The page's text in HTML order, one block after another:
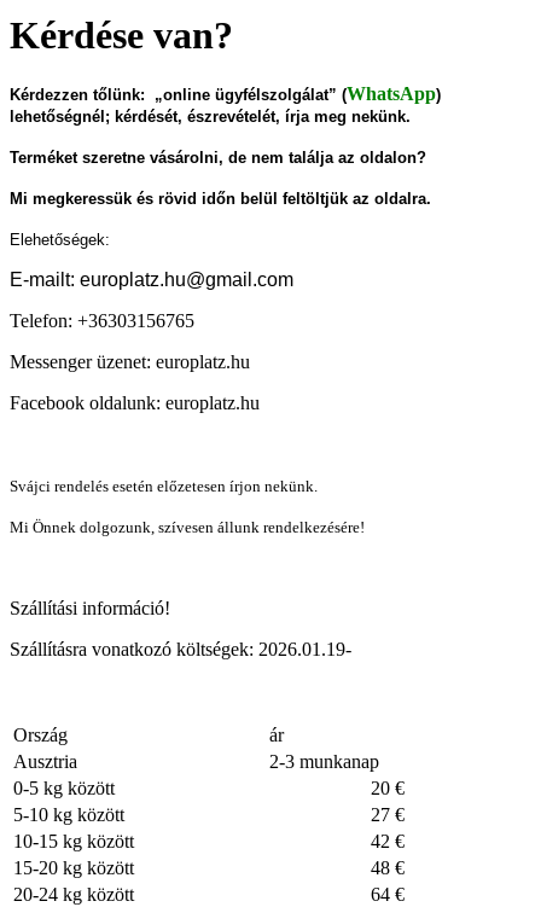
Kérdése van?
Kérdezzen tőlünk: „online ügyfélszolgálat” (WhatsApp)
lehetőségnél; kérdését, észrevételét, írja meg nekünk.
Terméket szeretne vásárolni, de nem találja az oldalon?
Mi megkeressük és rövid időn belül feltöltjük az oldalra.
Elehetőségek:
E-mailt: europlatz.hu@gmail.com
Telefon: +36303156765
Messenger üzenet: europlatz.hu
Facebook oldalunk: europlatz.hu
Svájci rendelés esetén előzetesen írjon nekünk.
Mi Önnek dolgozunk, szívesen állunk rendelkezésére!
Szállítási információ!
Szállításra vonatkozó költségek: 2026.01.19-
Ország
ár
Ausztria
2-3 munkanap
0-5 kg között
20 €
5-10 kg között
27 €
10-15 kg között
42 €
15-20 kg között
48 €
20-24 kg között
64 €